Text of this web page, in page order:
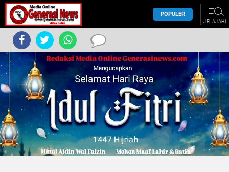
POPULER
JELAJAHI